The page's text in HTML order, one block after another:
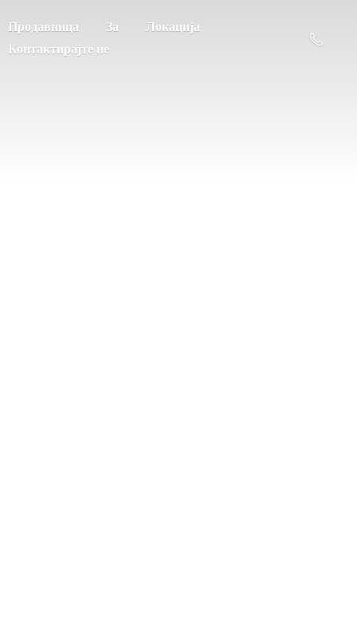
Продавница За
Локација
Контактирајте не